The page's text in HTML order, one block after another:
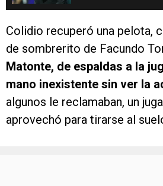
Colidio recuperó una pelota,
de sombrerito de Facundo
Matonte, de espaldas a la
mano inexistente sin ver la
algunos le reclamaban, un
aprovechó para tirarse al